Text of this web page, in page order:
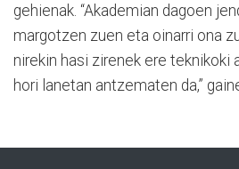
gehienak. “Akademian dagoen
margotzen zuen eta oinarri ona
nirekin hasi zirenek ere teknikoki
hori lanetan antzematen da,”